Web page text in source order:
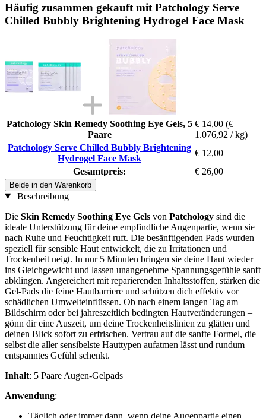
Häufig zusammen gekauft mit Patchology Serve
Chilled Bubbly Brightening Hydrogel Face Mask
Patchology Skin Remedy Soothing Eye Gels, 5
Paare
€ 14,00 (€
1.076,92 / kg)
Patchology Serve Chilled Bubbly Brightening
Hydrogel Face Mask
€ 12,00
Gesamtpreis:
€ 26,00
Beide in den Warenkorb
Beschreibung
Die Skin Remedy Soothing Eye Gels von Patchology sind die
ideale Unterstützung für deine empfindliche Augenpartie, wenn sie
nach Ruhe und Feuchtigkeit ruft. Die besänftigenden Pads wurden
speziell für sensible Haut entwickelt, die zu Irritationen und
Trockenheit neigt. In nur 5 Minuten bringen sie deine Haut wieder
ins Gleichgewicht und lassen unangenehme Spannungsgefühle sanft
abklingen. Angereichert mit reparierenden Inhaltsstoffen, stärken die
Gel-Pads die feine Hautbarriere und schützen dich effektiv vor
schädlichen Umwelteinflüssen. Ob nach einem langen Tag am
Bildschirm oder bei jahreszeitlich bedingten Hautveränderungen –
gönn dir eine Auszeit, um deine Trockenheitslinien zu glätten und
deinen Blick sofort zu erfrischen. Vertrau auf die sanfte Formel, die
selbst die aller sensibelste Hauttypen aufatmen lässt und rundum
entspanntes Gefühl schenkt.
Inhalt: 5 Paare Augen-Gelpads
Anwendung:
Täglich oder immer dann, wenn deine Augenpartie einen